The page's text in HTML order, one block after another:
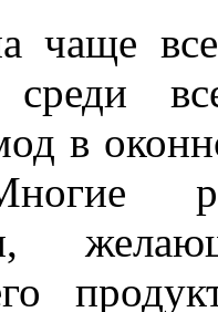
чаще
среди
в